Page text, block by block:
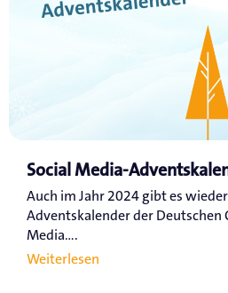
Social Media-
Auch im Jahr 2024 gibt es
Adventskalender der Deutschen
Media....
Weiterlesen